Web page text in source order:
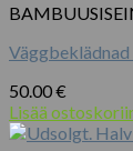
50.00€
Lisää